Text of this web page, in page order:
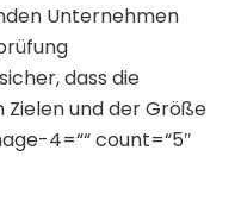
Unternehmen
dass die
und der Größe
4=““ count=“5″